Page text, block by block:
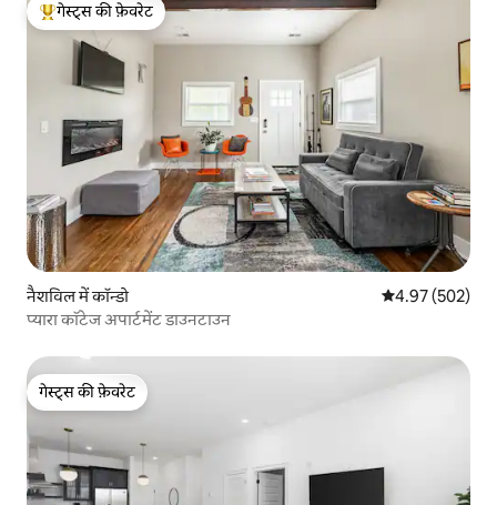
गेस्ट्स का टॉप फ़ेवरेट
गेस्ट्स की फ़ेवरेट
नैशविल में कॉन्डो औसत रेटिंग 5 में से
4.97 (502)
प्यारा कॉटेज अपार्टमेंट डाउनटाउन
गेस्ट्स की फ़ेवरेट
गेस्ट्स की फ़ेवरेट